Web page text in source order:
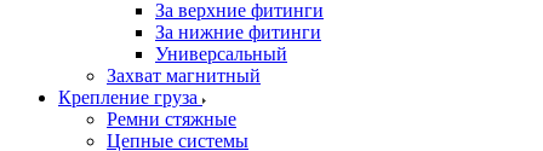
За верхние фитинги
За нижние фитинги
Универсальный
Захват магнитный
Крепление груза
Ремни стяжные
Цепные системы